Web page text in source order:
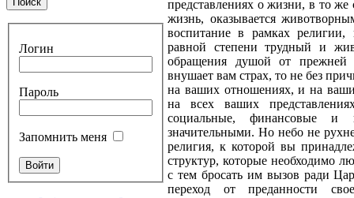
Логин
Пароль
Запомнить меня
представлениях о жизни, в то же
жизнь, оказывается
воспитание в рамках
равной степени трудный и
обращения душой от прежней
внушает вам страх, то не без
на ваших отношениях, и на
на всех ваших
социальные, финансовые и
значительными. Но небо не
религия, к которой вы
структур, которые необходимо
с тем бросать им вызов ради
переход от преданности